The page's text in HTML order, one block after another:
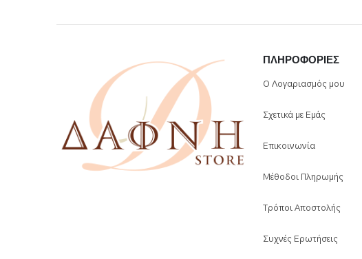
ΠΛΗΡΟΦΟΡΊΕΣ
Ο Λογαριασμός μου
Σχετικά με Εμάς
Επικοινωνία
Μέθοδοι Πληρωμής
Τρόποι Αποστολής
Συχνές Ερωτήσεις